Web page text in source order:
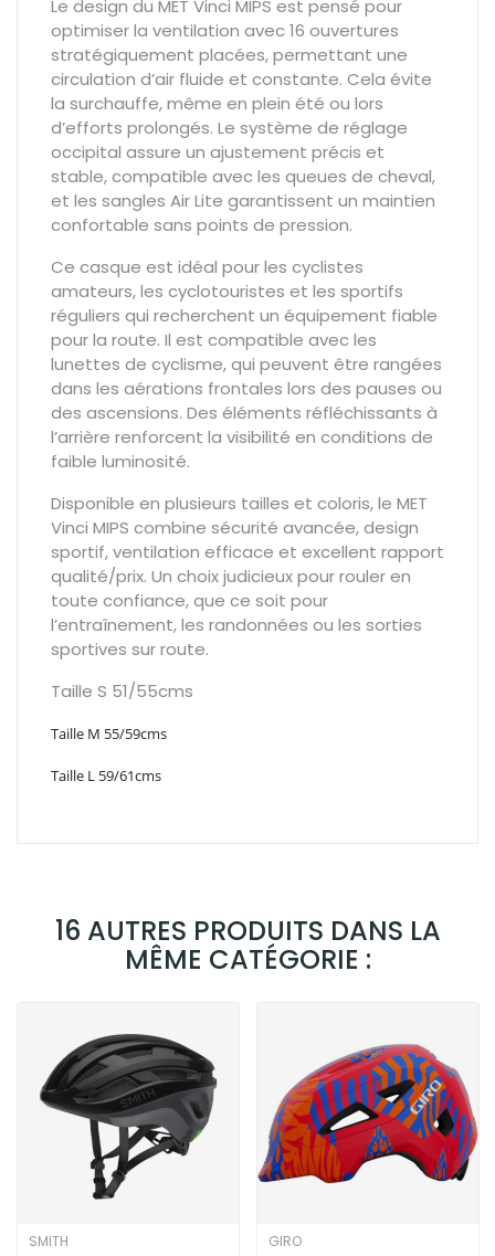
Le design du MET Vinci MIPS est pensé pour
optimiser la ventilation avec 16 ouvertures
stratégiquement placées, permettant une
circulation d’air fluide et constante. Cela évite
la surchauffe, même en plein été ou lors
d’efforts prolongés. Le système de réglage
occipital assure un ajustement précis et
stable, compatible avec les queues de cheval,
et les sangles Air Lite garantissent un maintien
confortable sans points de pression.
Ce casque est idéal pour les cyclistes
amateurs, les cyclotouristes et les sportifs
réguliers qui recherchent un équipement fiable
pour la route. Il est compatible avec les
lunettes de cyclisme, qui peuvent être rangées
dans les aérations frontales lors des pauses ou
des ascensions. Des éléments réfléchissants à
l’arrière renforcent la visibilité en conditions de
faible luminosité.
Disponible en plusieurs tailles et coloris, le MET
Vinci MIPS combine sécurité avancée, design
sportif, ventilation efficace et excellent rapport
qualité/prix. Un choix judicieux pour rouler en
toute confiance, que ce soit pour
l’entraînement, les randonnées ou les sorties
sportives sur route.
Taille S 51/55cms
Taille M 55/59cms
Taille L 59/61cms
16 AUTRES PRODUITS DANS LA
MÊME CATÉGORIE :
SMITH GIRO